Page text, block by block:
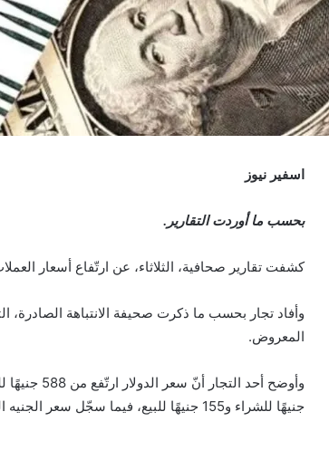
اسفير نيوز
بحسب ما أوردت التقارير.
كشفت تقارير صحافية، الثلاثاء، عن ارتّفاع أسعار
وأفاد تجار بحسب ما ذكرت صحيفة الانتباهة الصادرة،
المعروض.
جنيهًا للشراء و155 جنيهًا للبيع، فيما سجّل سعر الجنيه المصري 18 جنيهًا للشراء و19 جنيهًا للبيع.